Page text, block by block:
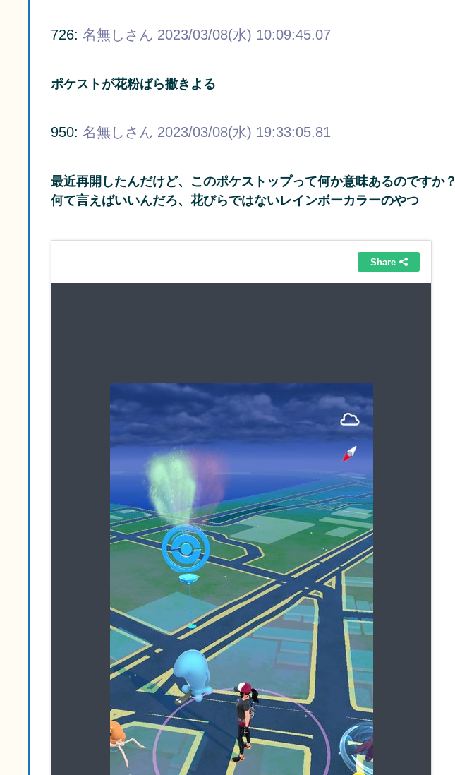
726: 名無しさん 2023/03/08(水) 10:09:45.07
ポケストが花粉ばら撒きよる
950: 名無しさん 2023/03/08(水) 19:33:05.81
最近再開したんだけど、このポケストップって何か意味あるのですか？
何て言えばいいんだろ、花びらではないレインボーカラーのやつ